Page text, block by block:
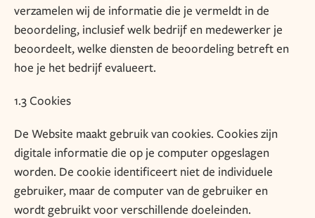
verzamelen wij de informatie die je vermeldt in de
beoordeling, inclusief welk bedrijf en medewerker je
beoordeelt, welke diensten de beoordeling betreft en
hoe je het bedrijf evalueert.
1.3 Cookies
De Website maakt gebruik van cookies. Cookies zijn
digitale informatie die op je computer opgeslagen
worden. De cookie identificeert niet de individuele
gebruiker, maar de computer van de gebruiker en
wordt gebruikt voor verschillende doeleinden.